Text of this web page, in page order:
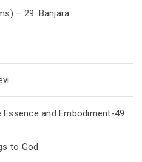
– 29. Banjara
and Embodiment-49
to God